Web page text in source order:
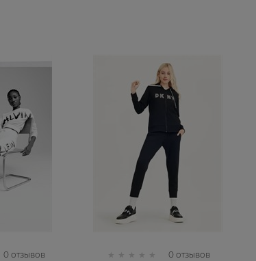
0 отзывов 0 отзывов